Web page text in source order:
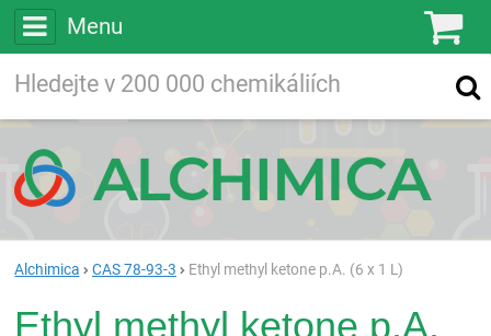
Menu
Vyhledávání
Alchimica CAS 78-93-3 Ethyl methyl ketone p.A. (6 x 1 L)
Ethyl methyl ketone p.A.